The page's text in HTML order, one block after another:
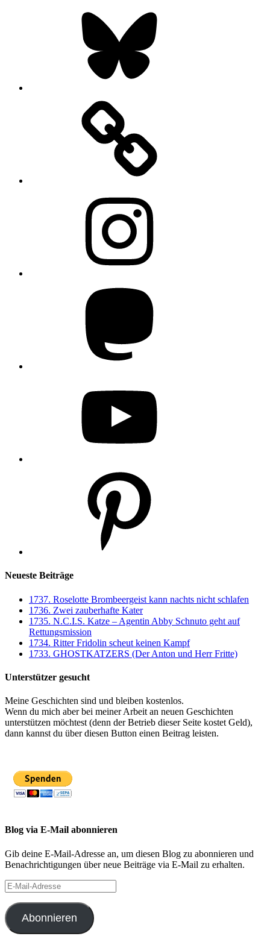
Neueste Beiträge
1737. Roselotte Brombeergeist kann nachts nicht schlafen
1736. Zwei zauberhafte Kater
1735. N.C.I.S. Katze – Agentin Abby Schnuto geht auf
Rettungsmission
1734. Ritter Fridolin scheut keinen Kampf
1733. GHOSTKATZERS (Der Anton und Herr Fritte)
Unterstützer gesucht
Meine Geschichten sind und bleiben kostenlos.
Wenn du mich aber bei meiner Arbeit an neuen Geschichten
unterstützen möchtest (denn der Betrieb dieser Seite kostet Geld),
dann kannst du über diesen Button einen Beitrag leisten.
Blog via E-Mail abonnieren
Gib deine E-Mail-Adresse an, um diesen Blog zu abonnieren und
Benachrichtigungen über neue Beiträge via E-Mail zu erhalten.
E-
Mail-
Adresse
Abonnieren